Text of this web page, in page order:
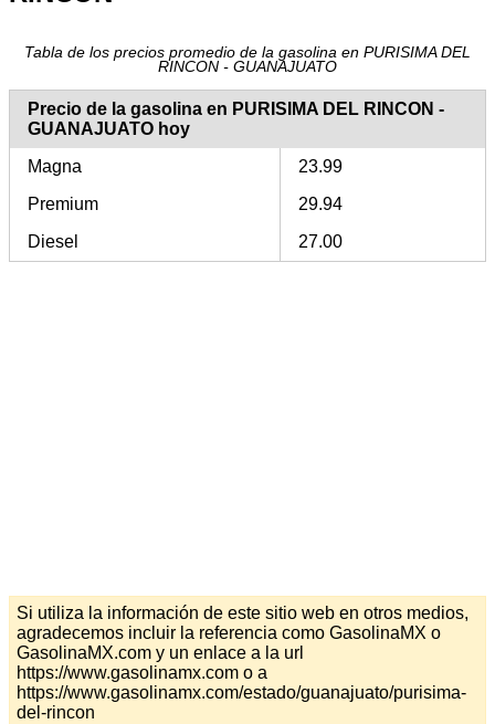
Tabla de los precios promedio de la gasolina en PURISIMA DEL
RINCON - GUANAJUATO
Precio de la gasolina en PURISIMA DEL RINCON -
GUANAJUATO hoy
Magna
23.99
Premium
29.94
Diesel
27.00
Si utiliza la información de este sitio web en otros medios,
agradecemos incluir la referencia como GasolinaMX o
GasolinaMX.com y un enlace a la url
https://www.gasolinamx.com o a
https://www.gasolinamx.com/estado/guanajuato/purisima-
del-rincon